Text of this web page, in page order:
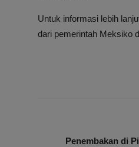
Untuk informasi lebih
dari pemerintah Meksiko
Penembakan di